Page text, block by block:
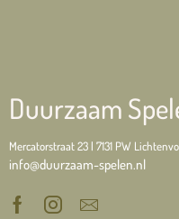
Duurzaam
Mercatorstraat 23 | 7131 PW
info@duurzaam-spelen.nl